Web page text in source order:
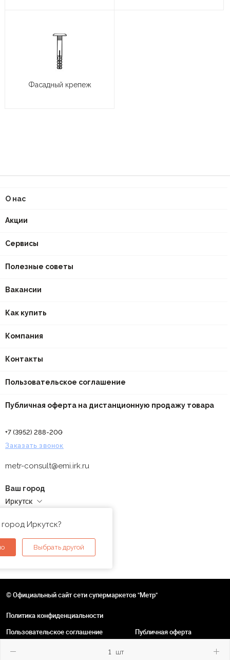
шт
Фасадный крепеж
О нас
Акции
Сервисы
Полезные советы
Вакансии
Как купить
Компания
Контакты
Пользовательское соглашение
Публичная оферта на дистанционную продажу товара
+7 (3952) 288-200
Заказать звонок
metr-consult@emi.irk.ru
Ваш город
Иркутск
Иркутск?
Выбрать другой
© Официальный сайт сети супермаркетов "Метр"
Политика конфиденциальности
Пользовательское соглашение
Публичная оферта